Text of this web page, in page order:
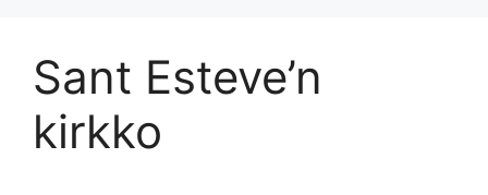
Sant Esteve’n
kirkko